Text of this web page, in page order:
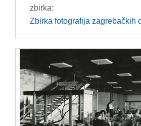
zbirka:
Zbirka fotografija zagrebačkih